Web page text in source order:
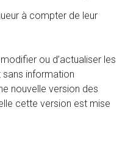
à compter de leur
ou d’actualiser les
information
nouvelle version des
cette version est mise